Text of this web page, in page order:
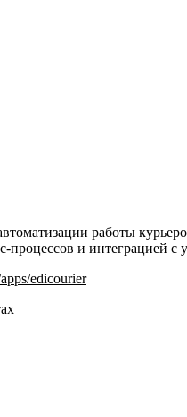
работы
процессов и интеграцией
edicourier